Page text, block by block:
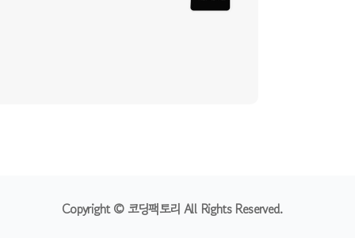
Copyright © 코딩팩토리 All Rights Reserved.